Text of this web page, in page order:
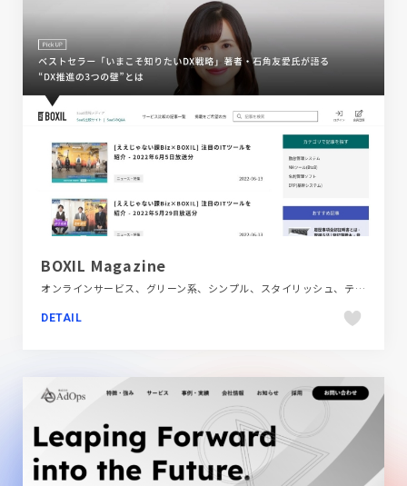
BOXIL Magazine
オンラインサービス、グリーン系、シンプル、スタイリッシュ、テクノロジー・サイエンス、フラットデザイン、ホワイト系、ポータルサイト、メディアサイト
DETAIL